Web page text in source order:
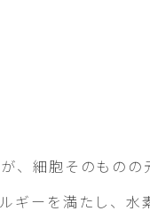
、細胞そのものの
ギーを満たし、水